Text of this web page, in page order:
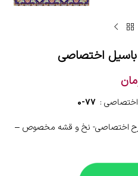
اختصاصی
:
طرح اختصاصی- نخ و قشه مخصوص –